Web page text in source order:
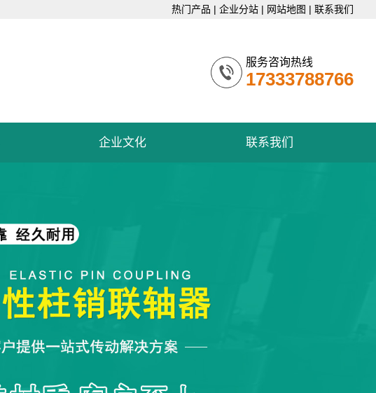
热门产品 | 企业分站 | 网站地图 | 联系我们
服务咨询热线
17333788766
企业文化 联系我们